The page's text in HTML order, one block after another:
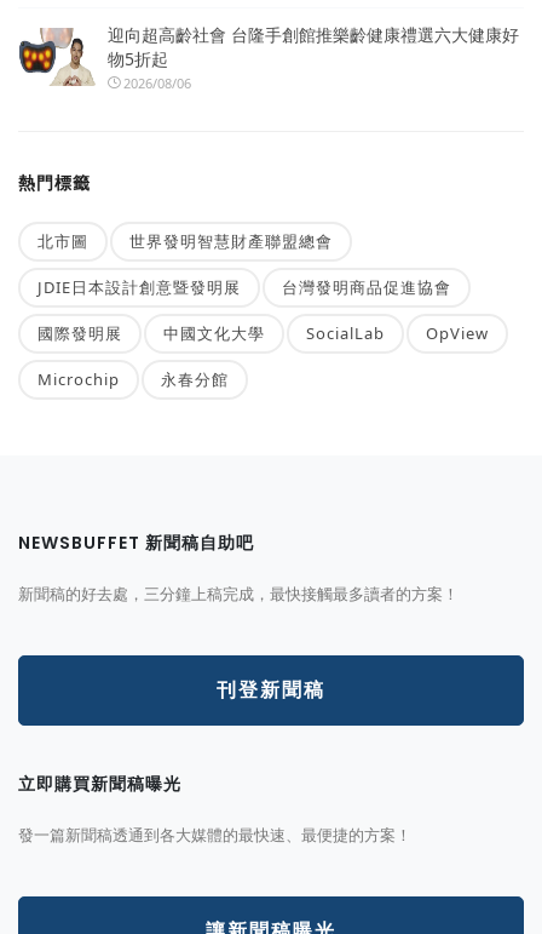
迎向超高齡社會 台隆手創館推樂齡健康禮選六大健康好
物5折起
2026/08/06
熱門標籤
北市圖 世界發明智慧財產聯盟總會
JDIE日本設計創意暨發明展 台灣發明商品促進協會
國際發明展 中國文化大學 SocialLab OpView
Microchip 永春分館
NEWSBUFFET 新聞稿自助吧
新聞稿的好去處，三分鐘上稿完成，最快接觸最多讀者的方案！
刊登新聞稿
立即購買新聞稿曝光
發一篇新聞稿透通到各大媒體的最快速、最便捷的方案！